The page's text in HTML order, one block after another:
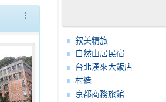
more_vert
叙美精旅
自然山居民宿
台北漢來大飯店
村造
京都商務旅館